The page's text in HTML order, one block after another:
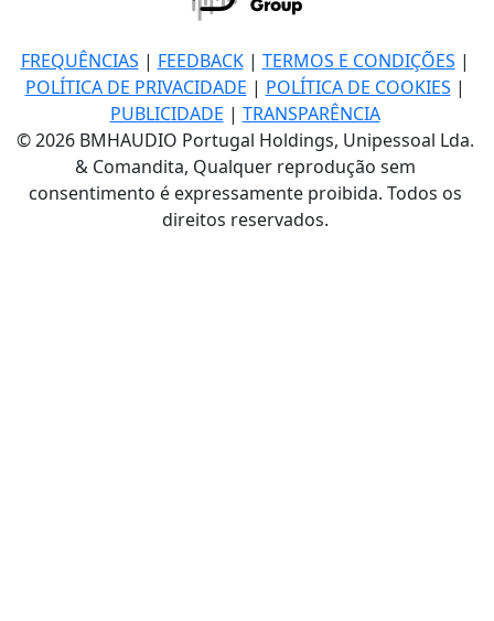
FREQUÊNCIAS | FEEDBACK| TERMOS E CONDIÇÕES |
POLÍTICA DE PRIVACIDADE | POLÍTICA DE COOKIES |
PUBLICIDADE | TRANSPARÊNCIA
© 2026 BMHAUDIO Portugal Holdings, Unipessoal Lda.
& Comandita, Qualquer reprodução sem
consentimento é expressamente proibida. Todos os
direitos reservados.